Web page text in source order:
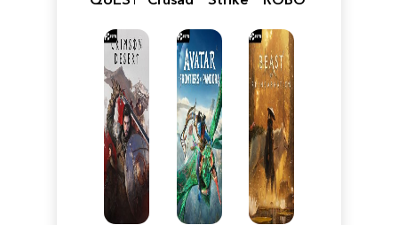
ReimaginedEdition
Y